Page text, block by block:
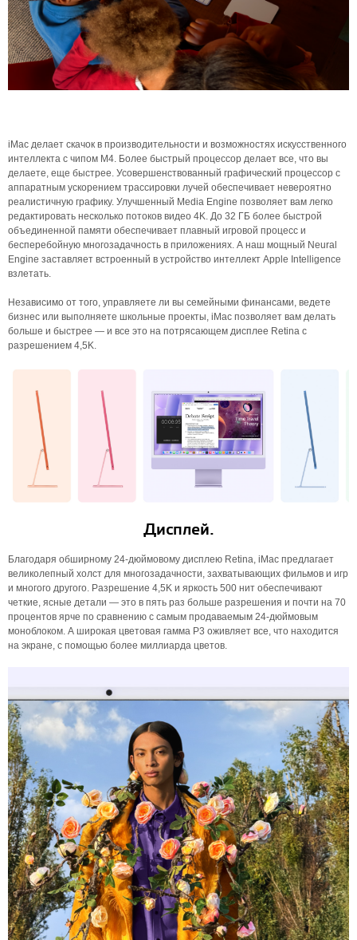
iMac делает скачок в производительности и возможностях искусственного
интеллекта с чипом M4. Более быстрый процессор делает все, что вы
делаете, еще быстрее. Усовершенствованный графический процессор с
аппаратным ускорением трассировки лучей обеспечивает невероятно
реалистичную графику. Улучшенный Media Engine позволяет вам легко
редактировать несколько потоков видео 4K. До 32 ГБ более быстрой
объединенной памяти обеспечивает плавный игровой процесс и
бесперебойную многозадачность в приложениях. А наш мощный Neural
Engine заставляет встроенный в устройство интеллект Apple Intelligence
взлетать.
Независимо от того, управляете ли вы семейными финансами, ведете
бизнес или выполняете школьные проекты, iMac позволяет вам делать
больше и быстрее — и все это на потрясающем дисплее Retina с
разрешением 4,5K.
Дисплей.
Благодаря обширному 24-дюймовому дисплею Retina, iMac предлагает
великолепный холст для многозадачности, захватывающих фильмов и игр
и многого другого. Разрешение 4,5K и яркость 500 нит обеспечивают
четкие, ясные детали — это в пять раз больше разрешения и почти на 70
процентов ярче по сравнению с самым продаваемым 24-дюймовым
моноблоком. А широкая цветовая гамма P3 оживляет все, что находится
на экране, с помощью более миллиарда цветов.